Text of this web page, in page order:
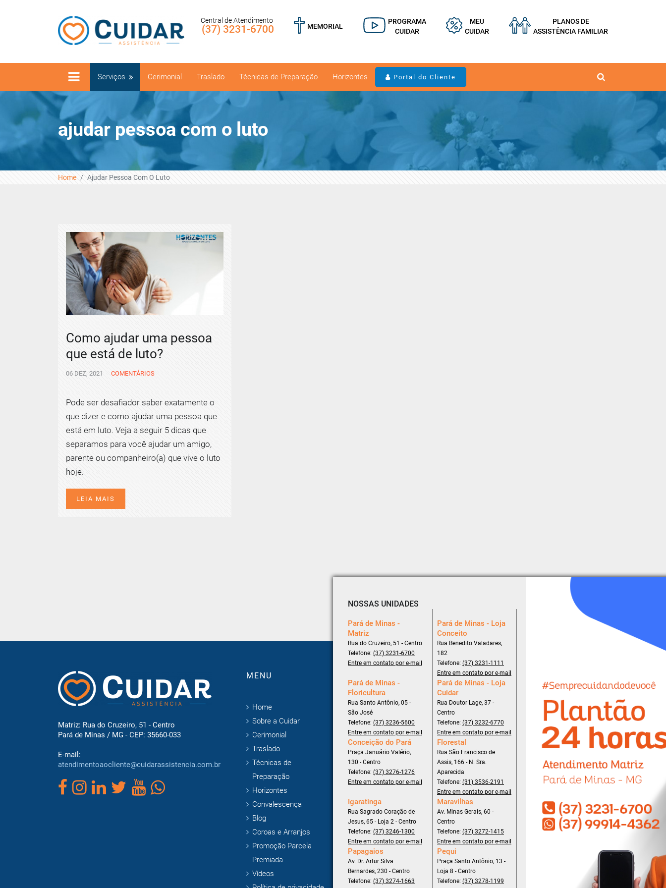
Central de Atendimento
(37) 3231-6700 MEMORIAL
PROGRAMA
CUIDAR
MEU
CUIDAR
PLANOS DE
ASSISTÊNCIA FAMILIAR
Serviços Cerimonial Traslado Técnicas de Preparação Horizontes Portal do Cliente
ajudar pessoa com o luto
Home Ajudar Pessoa Com O Luto
Como ajudar uma pessoa
que está de luto?
06 DEZ, 2021 COMENTÁRIOS
Pode ser desafiador saber exatamente o
que dizer e como ajudar uma pessoa que
está em luto. Veja a seguir 5 dicas que
separamos para você ajudar um amigo,
parente ou companheiro(a) que vive o luto
hoje.
LEIA MAIS
Matriz: Rua do Cruzeiro, 51 - Centro
Pará de Minas / MG - CEP: 35660-033
E-mail:
atendimentoaocliente@cuidarassistencia.com.br
MENU
Home
Sobre a Cuidar
Cerimonial
Traslado
Técnicas de
Preparação
Horizontes
Convalescença
Blog
Coroas e Arranjos
Promoção Parcela
Premiada
Vídeos
NOSSAS UNIDADES
Pará de Minas -
Matriz
Rua do Cruzeiro, 51 - Centro
Telefone: (37) 3231-6700
Entre em contato por e-mail
Pará de Minas - Loja
Conceito
Rua Benedito Valadares,
182
Telefone: (37) 3231-1111
Entre em contato por e-mail
Pará de Minas -
Floricultura
Rua Santo Antônio, 05 -
São José
Telefone: (37) 3236-5600
Entre em contato por e-mail
Pará de Minas - Loja
Cuidar
Rua Doutor Lage, 37 -
Centro
Telefone: (37) 3232-6770
Entre em contato por e-mail
Conceição do Pará
Praça Januário Valério,
130 - Centro
Telefone: (37) 3276-1276
Entre em contato por e-mail
Florestal
Rua São Francisco de
Assis, 166 - N. Sra.
Aparecida
Telefone: (31) 3536-2191
Entre em contato por e-mail
Igaratinga
Rua Sagrado Coração de
Jesus, 65 - Loja 2 - Centro
Telefone: (37) 3246-1300
Entre em contato por e-mail
Maravilhas
Av. Minas Gerais, 60 -
Centro
Telefone: (37) 3272-1415
Entre em contato por e-mail
Papagaios
Av. Dr. Artur Silva
Bernardes, 230 - Centro
Telefone: (37) 3274-1663
Pequi
Praça Santo Antônio, 13 -
Loja 8 - Centro
Telefone: (37) 3278-1199